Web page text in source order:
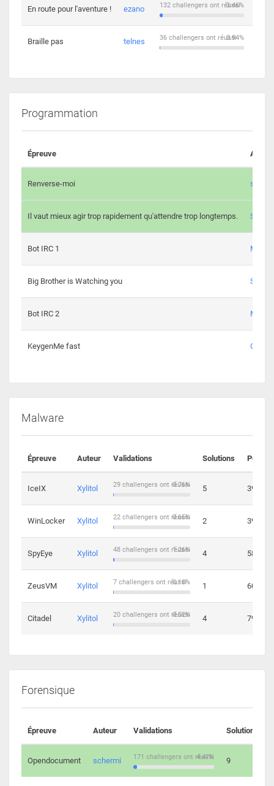
En route pour l'aventure ! ezano 3.46%
132 challengers ont réussi
Braille pas telnes 0.94%
36 challengers ont réussi
Programmation
Épreuve Auteur
Renverse-moi s3th
Il vaut mieux agir trop rapidement qu'attendre trop longtemps. Spl3en
Bot IRC 1
Big Brother is Watching you
Bot IRC 2
KeygenMe fast Ge0
Malware
Épreuve Auteur Validations Solutions Points
IceIX Xylitol 0.76%
29 challengers ont réussi 5 39
WinLocker Xylitol 0.65%
22 challengers ont réussi 2 39
SpyEye Xylitol 1.26%
48 challengers ont réussi 4 58
ZeusVM Xylitol 0.18%
7 challengers ont réussi 1 60
Citadel Xylitol 0.52%
20 challengers ont réussi 4 79
Forensique
Épreuve Auteur Validations Solutions
Opendocument schermi 4.47%
171 challengers ont réussi 9